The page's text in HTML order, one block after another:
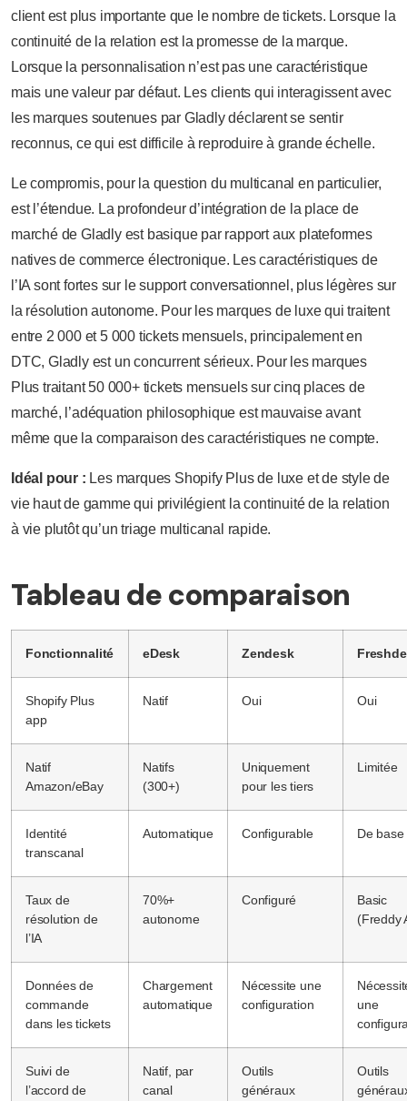
client est plus importante que le nombre de tickets. Lorsque la
continuité de la relation est la promesse de la marque.
Lorsque la personnalisation n’est pas une caractéristique
mais une valeur par défaut. Les clients qui interagissent avec
les marques soutenues par Gladly déclarent se sentir
reconnus, ce qui est difficile à reproduire à grande échelle.
Le compromis, pour la question du multicanal en particulier,
est l’étendue. La profondeur d’intégration de la place de
marché de Gladly est basique par rapport aux plateformes
natives de commerce électronique. Les caractéristiques de
l’IA sont fortes sur le support conversationnel, plus légères sur
la résolution autonome. Pour les marques de luxe qui traitent
entre 2 000 et 5 000 tickets mensuels, principalement en
DTC, Gladly est un concurrent sérieux. Pour les marques
Plus traitant 50 000+ tickets mensuels sur cinq places de
marché, l’adéquation philosophique est mauvaise avant
même que la comparaison des caractéristiques ne compte.
Idéal pour : Les marques Shopify Plus de luxe et de style de
vie haut de gamme qui privilégient la continuité de la relation
à vie plutôt qu’un triage multicanal rapide.
Tableau de comparaison
Fonctionnalité eDesk Zendesk
Shopify Plus
app
Natif Oui Oui
Natif
Amazon/eBay
Natifs
(300+)
Uniquement
pour les tiers
Limitée
Identité
transcanal
Automatique Configurable De base
Taux de
résolution de
l’IA
70%+
autonome
Configuré
Basic
(Freddy
Données de
commande
dans les tickets
Chargement
automatique
Nécessite une
configuration
une
Suivi de
l’accord de
Natif, par
canal
Outils
généraux
Outils